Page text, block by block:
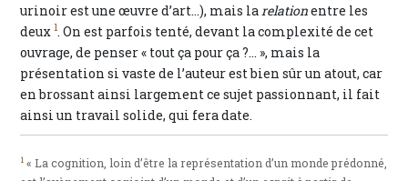
urinoir est une œuvre d’art…), mais la relationentre les
deux 1. On est parfois tenté, devant la complexité de cet
ouvrage, de penser « tout ça pour ça ?... », mais la
présentation si vaste de l’auteur est bien sûr un atout, car
en brossant ainsi largement ce sujet passionnant, il fait
ainsi un travail solide, qui fera date.
1 « La cognition, loin d’être la représentation d’un monde prédonné,